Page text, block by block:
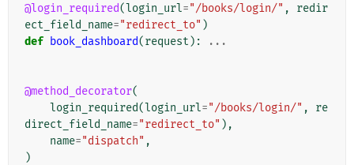
@login_required(login_url="/books/login/" ,
redir
ect_field_name="redirect_to" )
def book_dashboard(request ): ...
@method_decorator(
login_required(login_url="/books/login/" ,
re
direct_field_name="redirect_to" ),
name="dispatch" ,
)